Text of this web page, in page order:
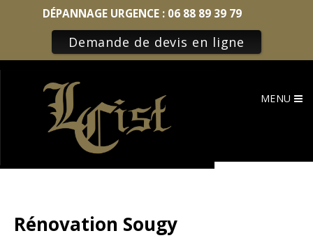
Skip
MENU
Rénovation Sougy
DÉPANNAGE URGENCE : 06 88 89 39 79
Demande de devis en ligne